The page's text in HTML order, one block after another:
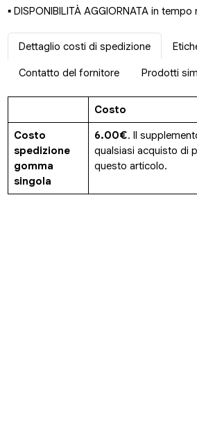
▪ DISPONIBILITÀ AGGIORNATA in tempo
Dettaglio costi di spedizione
Contatto del fornitore Prodotti
Costo
Costo
spedizione
gomma
singola
6.00€. Il
qualsiasi acquisto di
questo articolo.